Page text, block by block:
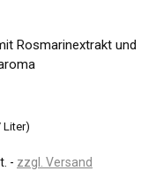
Rosmarinextrakt und
Liter)
zzgl. Versand